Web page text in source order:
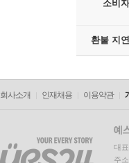
소비
환불 지
회사소개 인재채용 이용약관
대
주